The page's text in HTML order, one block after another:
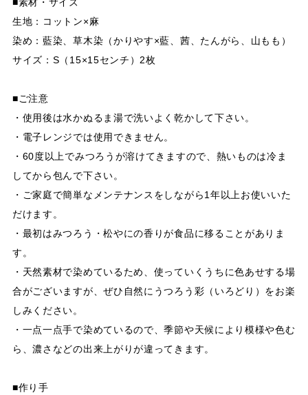
生地：コットン×麻
染め：藍染、草木染（かりやす×藍、茜、たんがら、山もも）
サイズ：S（15×15センチ）2枚
■ご注意
・使用後は水かぬるま湯で洗いよく乾かして下さい。
・電子レンジでは使用できません。
・60度以上でみつろうが溶けてきますので、熱いものは冷ま
してから包んで下さい。
・ご家庭で簡単なメンテナンスをしながら1年以上お使いいた
だけます。
・最初はみつろう・松やにの香りが食品に移ることがありま
す。
・天然素材で染めているため、使っていくうちに色あせする場
合がございますが、ぜひ自然にうつろう彩（いろどり）をお楽
しみください。
・一点一点手で染めているので、季節や天候により模様や色む
ら、濃さなどの出来上がりが違ってきます。
■作り手